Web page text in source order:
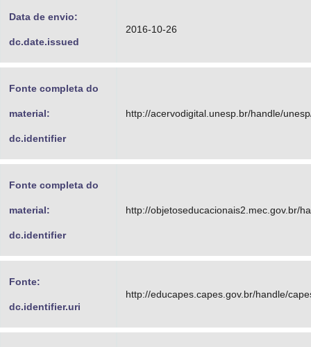
Data de envio:
dc.date.issued
2016-10-26
Fonte completa do
material:
dc.identifier
http://acervodigital.unesp.br/handle/
Fonte completa do
material:
dc.identifier
http://objetoseducacionais2.mec.gov.br/
Fonte:
dc.identifier.uri
http://educapes.capes.gov.br/handle/